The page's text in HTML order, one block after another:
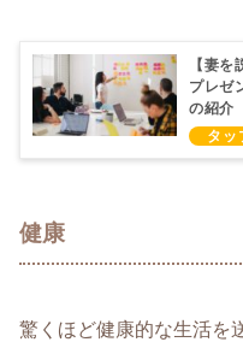
【妻
プレゼ
の紹介
健康
驚くほど健康的な生活を